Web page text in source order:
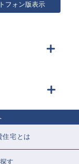
フォン版表示
住宅とは
す